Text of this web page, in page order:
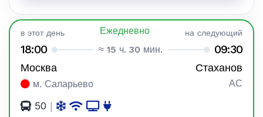
в этот день Ежедневно на следующий
18:00 ≈ 15 ч. 30 мин. 09:30
Москва Стаханов
м. Саларьево АС
50 |